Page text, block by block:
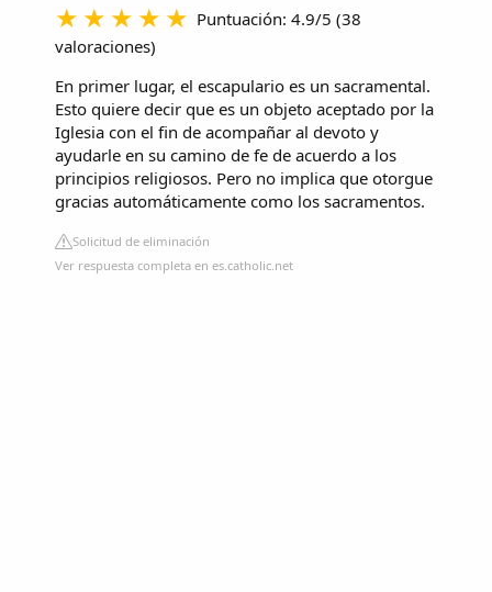
Puntuación: 4.9/5 (38
valoraciones)
En primer lugar, el escapulario es un sacramental.
Esto quiere decir que es un objeto aceptado por la
Iglesia con el fin de acompañar al devoto y
ayudarle en su camino de fe de acuerdo a los
principios religiosos. Pero no implica que otorgue
gracias automáticamente como los sacramentos.
Solicitud de eliminación
Ver respuesta completa en es.catholic.net